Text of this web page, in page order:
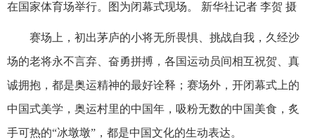
在国家体育场举行。图为闭幕式现场。 新华社记者 李贺 摄
赛场上，初出茅庐的小将无所畏惧、挑战自我，久经沙
场的老将永不言弃、奋勇拼搏，各国运动员间相互祝贺、真
诚拥抱，都是奥运精神的最好诠释；赛场外，开闭幕式上的
中国式美学，奥运村里的中国年，吸粉无数的中国美食，炙
手可热的“冰墩墩”，都是中国文化的生动表达。